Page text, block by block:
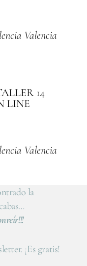
Valencia
14
LINE
Valencia
la
¡Es gratis!